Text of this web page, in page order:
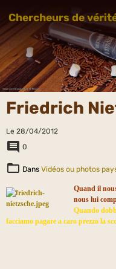
Chercheurs de
Friedrich
Le 28/04/2012
0
Dans Vidéos ou photos
Quand il
nous lui
Quando
facciamo pagare a caro prezzo la